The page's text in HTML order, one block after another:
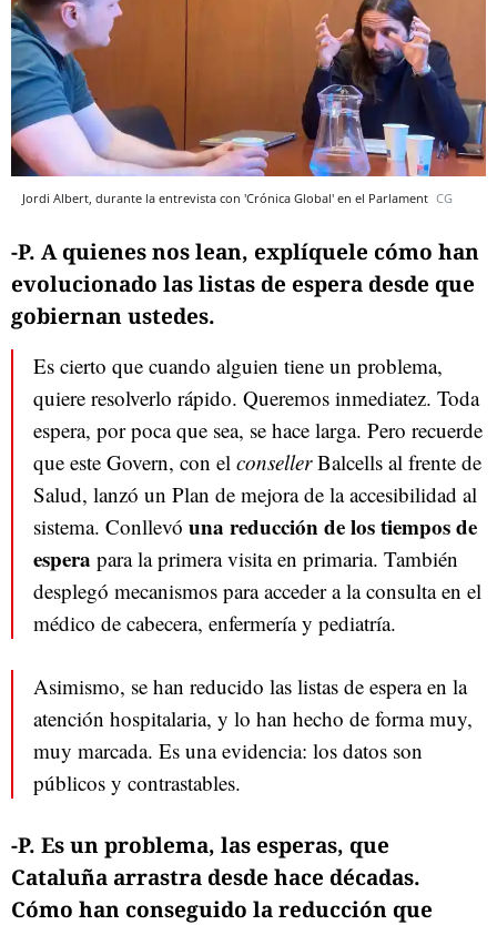
Jordi Albert, durante la entrevista con 'Crónica Global' en el Parlament CG
-P. A quienes nos lean, explíquele cómo han
evolucionado laslistas de esperadesde que
gobiernan ustedes.
Es cierto que cuando alguien tiene un problema,
quiere resolverlo rápido. Queremos inmediatez. Toda
espera, por poca que sea, se hace larga. Pero recuerde
que este Govern, con el consellerBalcells al frente de
Salud, lanzó un Plan de mejora de la accesibilidad al
sistema. Conllevó una reducción de los tiempos de
espera para la primera visita en primaria. También
desplegó mecanismos para acceder a la consulta en el
médico de cabecera, enfermería y pediatría.
Asimismo, se han reducido las listas de espera en la
atención hospitalaria, y lo han hecho de forma muy,
muy marcada. Es una evidencia: los datos son
públicos y contrastables.
-P. Es un problema, las esperas, que
Cataluña arrastra desde hace décadas.
Cómo han conseguido la reducción que